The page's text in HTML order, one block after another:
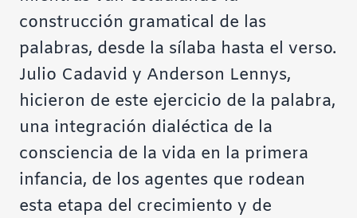
construcción gramatical de las
palabras, desde la sílaba hasta el verso.
Julio Cadavid y Anderson Lennys,
hicieron de este ejercicio de la palabra,
una integración dialéctica de la
consciencia de la vida en la primera
infancia, de los agentes que rodean
esta etapa del crecimiento y de